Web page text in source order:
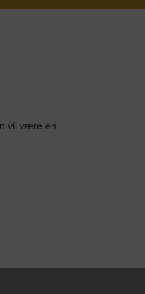
vil være en